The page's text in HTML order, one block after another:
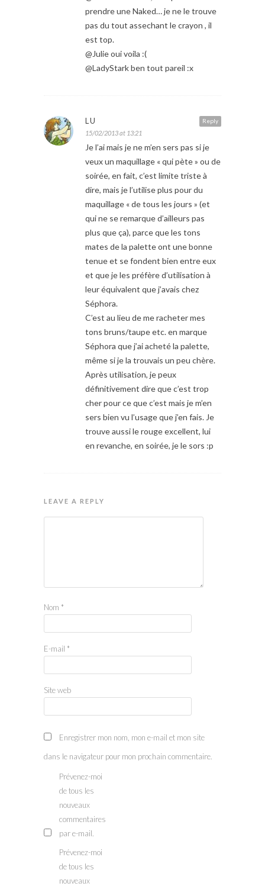
prendre une Naked… je ne le trouve
pas du tout assechant le crayon , il
est top.
@Julie oui voila :(
@LadyStark ben tout pareil :x
Reply
LU
15/02/2013 at 13:21
Je l’ai mais je ne m’en sers pas si je
veux un maquillage « qui pète » ou de
soirée, en fait, c’est limite triste à
dire, mais je l’utilise plus pour du
maquillage « de tous les jours » (et
qui ne se remarque d’ailleurs pas
plus que ça), parce que les tons
mates de la palette ont une bonne
tenue et se fondent bien entre eux
et que je les préfère d’utilisation à
leur équivalent que j’avais chez
Séphora.
C’est au lieu de me racheter mes
tons bruns/taupe etc. en marque
Séphora que j’ai acheté la palette,
même si je la trouvais un peu chère.
Après utilisation, je peux
définitivement dire que c’est trop
cher pour ce que c’est mais je m’en
sers bien vu l’usage que j’en fais. Je
trouve aussi le rouge excellent, lui
en revanche, en soirée, je le sors :p
LEAVE A REPLY
Nom *
E-mail *
Site web
Enregistrer mon nom, mon e-mail et mon site
dans le navigateur pour mon prochain commentaire.
Prévenez-moi
de tous les
nouveaux
commentaires
par e-mail.
Prévenez-moi
de tous les
nouveaux